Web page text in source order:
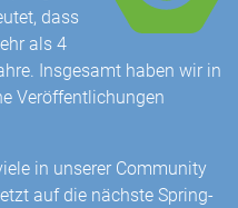
dass
als 4
Insgesamt haben wir in
Veröffentlichungen
in unserer Community
auf die nächste Spring-